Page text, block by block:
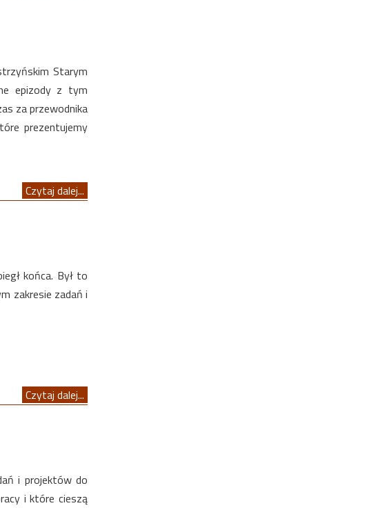
Starym
epizody z tym
za przewodnika
prezentujemy
Czytaj dalej...
końca. Był to
zakresie zadań i
Czytaj dalej...
i projektów do
i które cieszą